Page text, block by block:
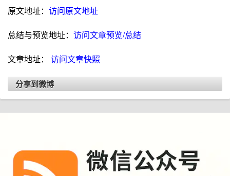
原文地址： 访问原文地址
总结与预览地址： 访问文章预览/总结
文章地址： 访问文章快照
分享到微博